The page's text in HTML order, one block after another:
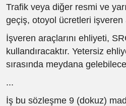
Trafik veya diğer resmi ve
geçiş, otoyol ücretleri işveren
İşveren araçlarını ehliyeti,
kullandıracaktır. Yetersiz
sırasında meydana
...
İş bu sözleşme 9 (dokuz)